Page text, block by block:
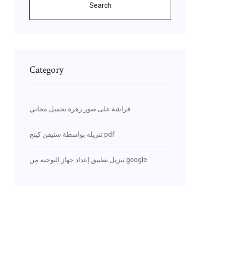
Search
Category
فراشة على صور زهرة تحميل مجاني
تنزيله بواسطة ستيفن كينج pdf
تنزيل تطبيق إعداد جهاز التوجيه من google